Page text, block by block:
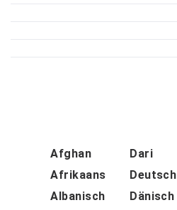
Afghan
Afrikaans
Albanisch
Dari
Deutsch
Dänisch